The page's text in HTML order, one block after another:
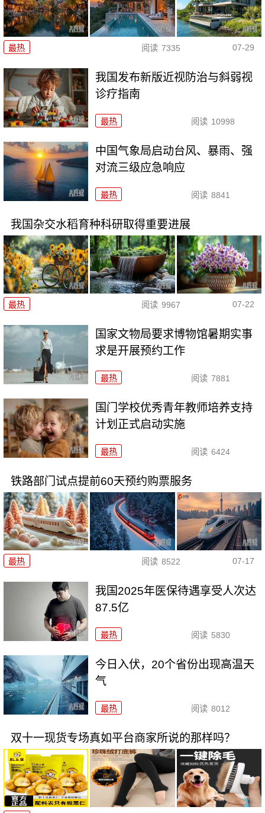
最热 阅读 7335 07-29
我国发布新版近视防治与斜弱视
诊疗指南
最热 阅读 10998
中国气象局启动台风、暴雨、强
对流三级应急响应
最热 阅读 8841
我国杂交水稻育种科研取得重要进展
最热 阅读 9967 07-22
国家文物局要求博物馆暑期实事
求是开展预约工作
最热 阅读 7881
国门学校优秀青年教师培养支持
计划正式启动实施
最热 阅读 6424
铁路部门试点提前60天预约购票服务
最热 阅读 8522 07-17
我国2025年医保待遇享受人次达
87.5亿
最热 阅读 5830
今日入伏，20个省份出现高温天
气
最热 阅读 8012
双十一现货专场真如平台商家所说的那样吗？